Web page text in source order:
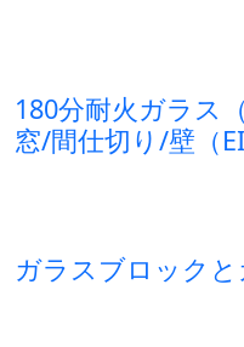
180分耐火ガラス
窓/間仕切り/壁（
ガラスブロック